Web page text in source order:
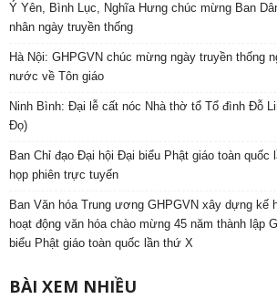
Ý Yên, Bình Lục, Nghĩa Hưng chúc mừng Ban
nhân ngày truyền thống
Hà Nội: GHPGVN chúc mừng ngày truyền thống
nước về Tôn giáo
Ninh Bình: Đại lễ cất nóc Nhà thờ tổ Tổ đình Đỗ
Đọ)
Ban Chỉ đạo Đại hội Đại biểu Phật giáo toàn quốc
họp phiên trực tuyến
Ban Văn hóa Trung ương GHPGVN xây dựng kế
hoạt động văn hóa chào mừng 45 năm thành lập
biểu Phật giáo toàn quốc lần thứ X
BÀI XEM NHIỀU